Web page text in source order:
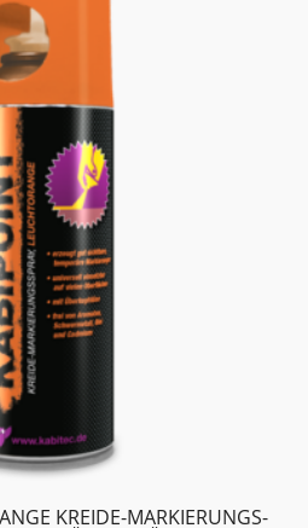
KREIDE-MARKIERUNGS­